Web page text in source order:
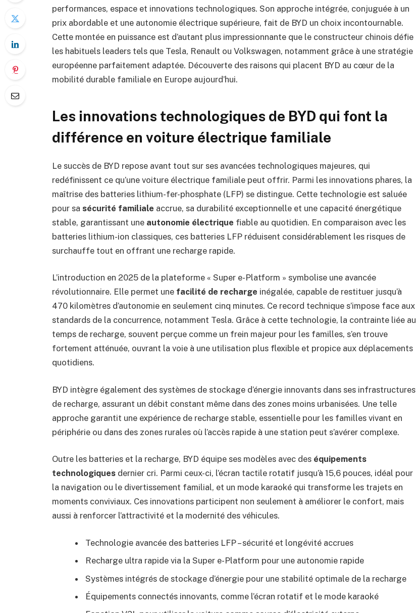
performances, espace et innovations technologiques. Son approche intégrée, conjuguée à un
prix abordable et une autonomie électrique supérieure, fait de BYD un choix incontournable.
Cette montée en puissance est d’autant plus impressionnante que le constructeur chinois défie
les habituels leaders tels que Tesla, Renault ou Volkswagen, notamment grâce à une stratégie
européenne parfaitement adaptée. Découverte des raisons qui placent BYD au cœur de la
mobilité durable familiale en Europe aujourd’hui.
Les innovations technologiques de BYD qui font la
différence en voiture électrique familiale
Le succès de BYD repose avant tout sur ses avancées technologiques majeures, qui
redéfinissent ce qu’une voiture électrique familiale peut offrir. Parmi les innovations phares, la
maîtrise des batteries lithium-fer-phosphate (LFP) se distingue. Cette technologie est saluée
pour sa sécurité familiale accrue, sa durabilité exceptionnelle et une capacité énergétique
stable, garantissant une autonomie électrique fiable au quotidien. En comparaison avec les
batteries lithium-ion classiques, ces batteries LFP réduisent considérablement les risques de
surchauffe tout en offrant une recharge rapide.
L’introduction en 2025 de la plateforme « Super e-Platform » symbolise une avancée
révolutionnaire. Elle permet une facilité de recharge inégalée, capable de restituer jusqu’à
470 kilomètres d’autonomie en seulement cinq minutes. Ce record technique s’impose face aux
standards de la concurrence, notamment Tesla. Grâce à cette technologie, la contrainte liée au
temps de recharge, souvent perçue comme un frein majeur pour les familles, s’en trouve
fortement atténuée, ouvrant la voie à une utilisation plus flexible et propice aux déplacements
quotidiens.
BYD intègre également des systèmes de stockage d’énergie innovants dans ses infrastructures
de recharge, assurant un débit constant même dans des zones moins urbanisées. Une telle
approche garantit une expérience de recharge stable, essentielle pour les familles vivant en
périphérie ou dans des zones rurales où l’accès rapide à une station peut s’avérer complexe.
Outre les batteries et la recharge, BYD équipe ses modèles avec des équipements
technologiques dernier cri. Parmi ceux-ci, l’écran tactile rotatif jusqu’à 15,6 pouces, idéal pour
la navigation ou le divertissement familial, et un mode karaoké qui transforme les trajets en
moments conviviaux. Ces innovations participent non seulement à améliorer le confort, mais
aussi à renforcer l’attractivité et la modernité des véhicules.
Technologie avancée des batteries LFP – sécurité et longévité accrues
Recharge ultra rapide via la Super e-Platform pour une autonomie rapide
Systèmes intégrés de stockage d’énergie pour une stabilité optimale de la recharge
Équipements connectés innovants, comme l’écran rotatif et le mode karaoké